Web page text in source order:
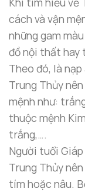
cách và vận
những gam
đồ nội thất hay
Theo đó, là
Trung Thủy
mệnh như:
thuộc mệnh
trắng,….
Người tuổi
Trung Thủy
tím hoặc nâu.